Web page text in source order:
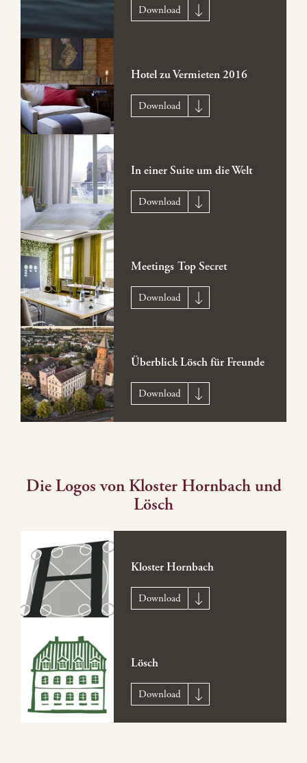
Download
Hotel zu Vermieten 2016
Download
In einer Suite um die Welt
Download
Meetings Top Secret
Download
Überblick Lösch für Freunde
Download
Die Logos von Kloster Hornbach und
Lösch
Kloster Hornbach
Download
Lösch
Download